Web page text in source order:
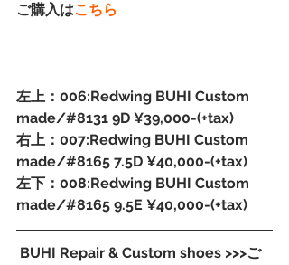
ご購入はこちら
左上：006:Redwing BUHI Custom
made/#8131 9D ¥39,000-(+tax)
右上：007:Redwing BUHI Custom
made/#8165 7.5D ¥40,000-(+tax)
左下：008:Redwing BUHI Custom
made/#8165 9.5E ¥40,000-(+tax)